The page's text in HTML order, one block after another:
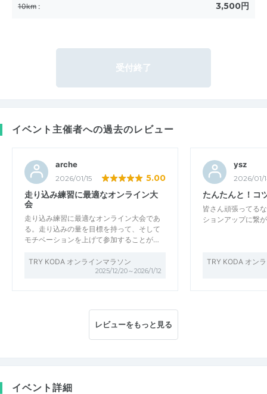
10km : 3,500円
受付終了
イベント主催者への過去のレビュー
arche
2026/01/15 5.00
走り込み練習に最適なオンライン大
会
走り込み練習に最適なオンライン大会であ
る。走り込みの量を目標を持って、そして
モチベーションを上げて参加することが…
TRY KODA オンラインマラソン
2025/12/20～2026/1/12
ysz
2026/01/
たんたんと！コ
皆さん頑張ってる
ションアップに繋
TRY KODA オン
レビューをもっと見る
イベント詳細